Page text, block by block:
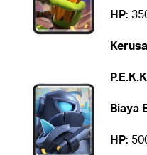
HP:
Biaya
HP: